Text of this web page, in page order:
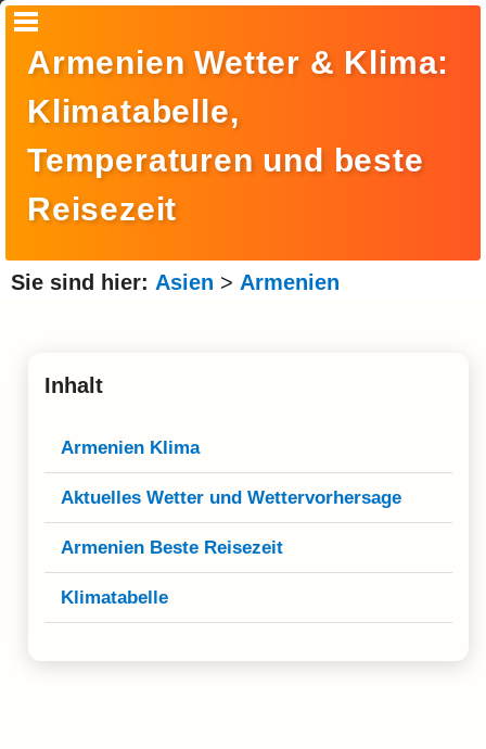
Amerika
Asien
Afrika
Reisemonat
Armenien Wetter & Klima:
Klimatabelle,
Temperaturen und beste
Reisezeit
Sie sind hier: Asien > Armenien
Inhalt
Armenien Klima
Aktuelles Wetter und Wettervorhersage
Armenien Beste Reisezeit
Klimatabelle